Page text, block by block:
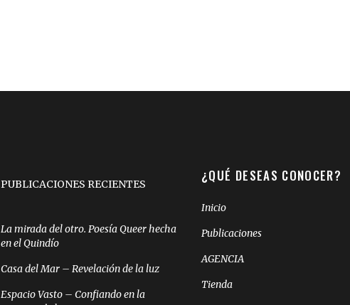
PUBLICACIONES RECIENTES
La mirada del otro. Poesía Queer hecha
en el Quindío
Casa del Mar – Revelación de la luz
Espacio Vasto – Confiando en la
¿QUÉ DESEAS CONOCER?
Inicio
Publicaciones
AGENCIA
Tienda